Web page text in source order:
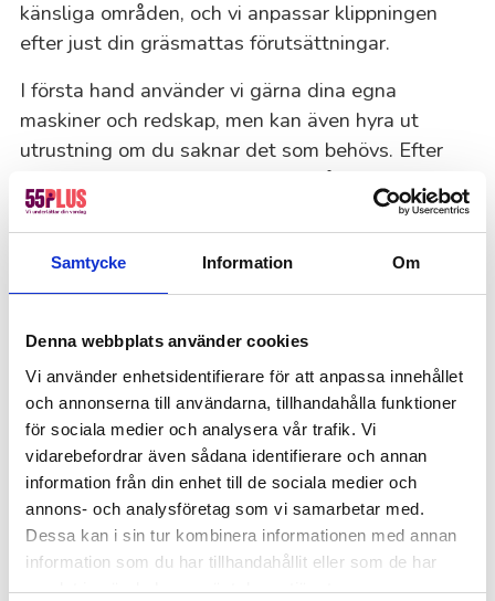
Samtycke Information Om
Denna webbplats använder cookies
Vi använder enhetsidentifierare för att anpassa innehållet
och annonserna till användarna, tillhandahålla funktioner
för sociala medier och analysera vår trafik. Vi
vidarebefordrar även sådana identifierare och annan
information från din enhet till de sociala medier och
annons- och analysföretag som vi samarbetar med.
Dessa kan i sin tur kombinera informationen med annan
information som du har tillhandahållit eller som de har
samlat in när du har använt deras tjänster.
känsliga områden, och vi anpassar klippningen
efter just din gräsmattas förutsättningar.
I första hand använder vi gärna dina egna
maskiner och redskap, men kan även hyra ut
utrustning om du saknar det som behövs. Efter
varje besök ser vi till att din trädgård lämnas
snygg och prydlig. Vi plockar bort gräsrester,
rensar kanter och ser till att allt ligger på sin
plats.
Detta säger våra kunder i Åhus
om gräsklippningen
“Trädgårdsarbete i Åhus blev jättebra!”
Jag känner att jag kan lita på alla jag har kontakt med på
55+. Bra kommunikation & alla är supertrevliga & bra
resultat på de tjänster jag beställt. Städ. Trädgård & nu
väntar jag på ny altan!Linda